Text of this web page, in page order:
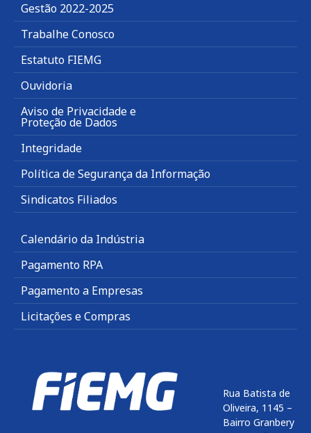
Gestão 2022-2025
Trabalhe Conosco
Estatuto FIEMG
Ouvidoria
Aviso de Privacidade e
Proteção de Dados
Integridade
Política de Segurança da Informação
Sindicatos Filiados
Calendário da Indústria
Pagamento RPA
Pagamento a Empresas
Licitações e Compras
Rua Batista de
Oliveira, 1145 –
Bairro Granbery